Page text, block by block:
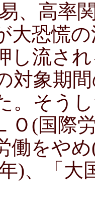
、高率
大恐慌
し流さ
対象期
。そう
Ｏ(国際
働をや
)、「大